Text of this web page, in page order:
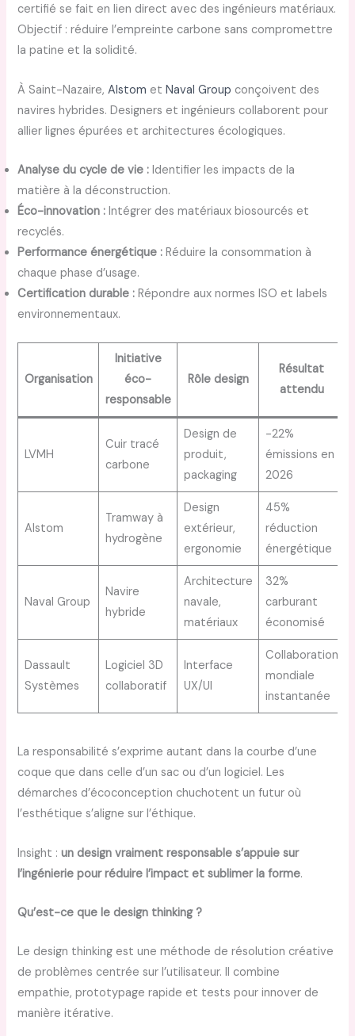
certifié se fait en lien direct avec des ingénieurs matériaux.
Objectif : réduire l’empreinte carbone sans compromettre
la patine et la solidité.
À Saint-Nazaire,Alstom etNaval Group conçoivent des
navires hybrides. Designers et ingénieurs collaborent pour
allier lignes épurées et architectures écologiques.
Analyse du cycle de vie : Identifier les impacts de la
matière à la déconstruction.
Éco-innovation : Intégrer des matériaux biosourcés et
recyclés.
Performance énergétique : Réduire la consommation à
chaque phase d’usage.
Certification durable : Répondre aux normes ISO et labels
environnementaux.
Organisation
Initiative
éco-
responsable
Rôle design
Résultat
attendu
LVMH
Cuir tracé
carbone
Design de
produit,
packaging
-22%
émissions en
2026
Alstom
Tramway à
hydrogène
Design
extérieur,
ergonomie
45%
réduction
énergétique
Naval Group
Navire
hybride
Architecture
navale,
matériaux
32%
carburant
économisé
Dassault
Systèmes
Logiciel 3D
collaboratif
Interface
UX/UI
Collaboration
mondiale
instantanée
La responsabilité s’exprime autant dans la courbe d’une
coque que dans celle d’un sac ou d’un logiciel. Les
démarches d’écoconception chuchotent un futur où
l’esthétique s’aligne sur l’éthique.
Insight :un design vraiment responsable s’appuie sur
l’ingénierie pour réduire l’impact et sublimer la forme.
Qu’est-ce que le design thinking ?
Le design thinking est une méthode de résolution créative
de problèmes centrée sur l’utilisateur. Il combine
empathie, prototypage rapide et tests pour innover de
manière itérative.